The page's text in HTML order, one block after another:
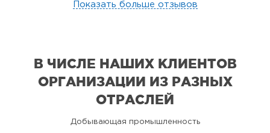
Показать больше отзывов
В ЧИСЛЕ НАШИХ КЛИЕНТОВ
ОРГАНИЗАЦИИ ИЗ РАЗНЫХ
ОТРАСЛЕЙ
Добывающая промышленность